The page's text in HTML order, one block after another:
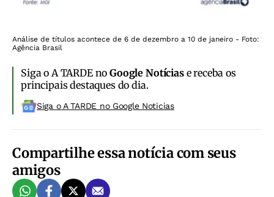
Análise de títulos acontece de 6 de dezembro a 10 de janeiro - Foto:
Agência Brasil
Siga o A TARDE noGoogle Notíciase receba os
principais destaques do dia.
Siga o A TARDE no Google Noticias
Compartilhe essa notícia com seus
amigos